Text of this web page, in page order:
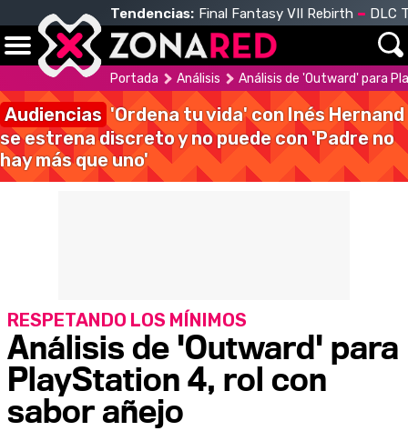
Tendencias: Final Fantasy VII Rebirth DLC
Portada Análisis Análisis de 'Outward' para
Audiencias 'Ordena tu vida' con Inés Hernand
se estrena discreto y no puede con 'Padre no
hay más que uno'
Análisis de 'Outward' para
PlayStation 4, rol con
sabor añejo
RESPETANDO LOS MÍNIMOS